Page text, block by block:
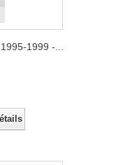
1999 -...